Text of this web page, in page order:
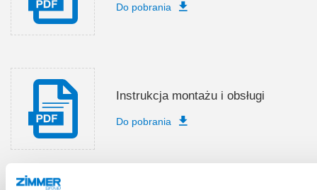
Do pobrania
Instrukcja montażu i obsługi
Do pobrania